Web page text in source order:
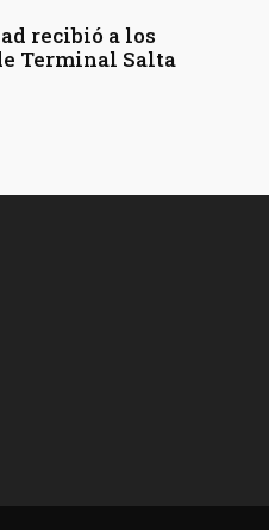
recibió a los
Terminal Salta